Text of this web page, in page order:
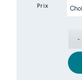
Prix